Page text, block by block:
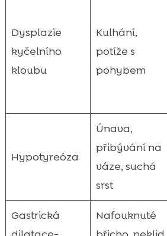
Dysplazie
kyčelního
kloubu
Kulhání,
potíže s
pohybem
Hypotyreóza
Únava,
přibývání na
váze, suchá
srst
Gastrická
Nafouknuté